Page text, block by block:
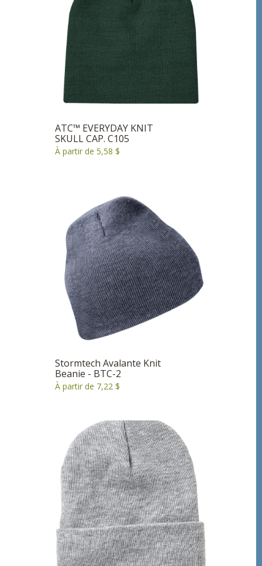
ATC™ EVERYDAY KNIT
SKULL CAP. C105
À partir de 5,58 $
Stormtech Avalante Knit
Beanie - BTC-2
À partir de 7,22 $